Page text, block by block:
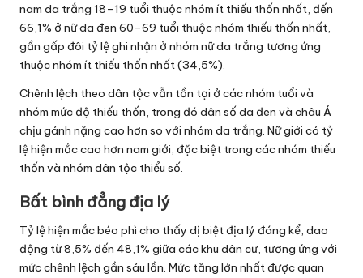
nam da trắng 18–19 tuổi thuộc nhóm ít thiếu thốn nhất, đến
66,1% ở nữ da đen 60–69 tuổi thuộc nhóm thiếu thốn nhất,
gần gấp đôi tỷ lệ ghi nhận ở nhóm nữ da trắng tương ứng
thuộc nhóm ít thiếu thốn nhất (34,5%).
Chênh lệch theo dân tộc vẫn tồn tại ở các nhóm tuổi và
nhóm mức độ thiếu thốn, trong đó dân số da đen và châu Á
chịu gánh nặng cao hơn so với nhóm da trắng. Nữ giới có tỷ
lệ hiện mắc cao hơn nam giới, đặc biệt trong các nhóm thiếu
thốn và nhóm dân tộc thiểu số.
Bất bình đẳng địa lý
Tỷ lệ hiện mắc béo phì cho thấy dị biệt địa lý đáng kể, dao
động từ 8,5% đến 48,1% giữa các khu dân cư, tương ứng với
mức chênh lệch gần sáu lần. Mức tăng lớn nhất được quan